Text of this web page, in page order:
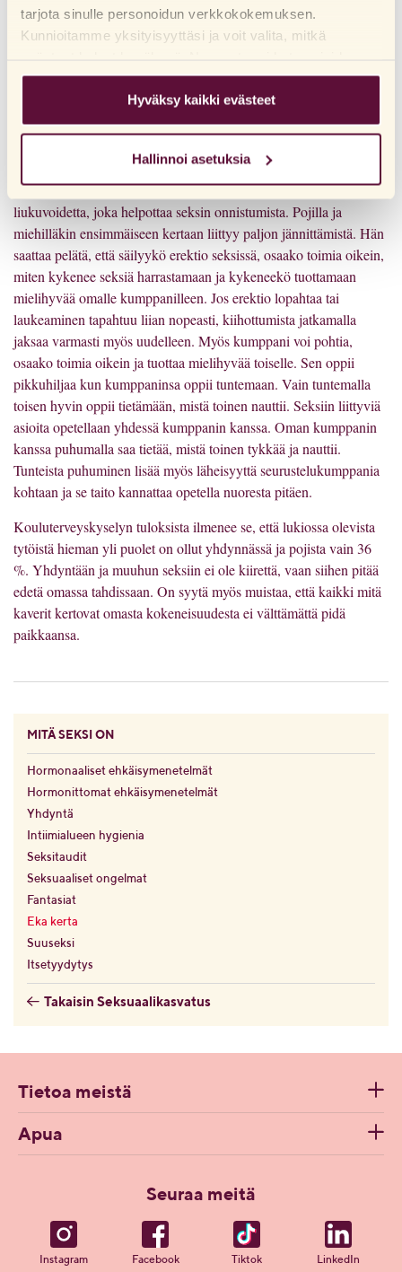
tarjota sinulle personoidun verkkokokemuksen.
Kunnioitamme yksityisyyttäsi ja voit valita, mitkä
otsikoita saadaksesi lisätietoja ja muuttaaksesi
oletusasetuksiamme. Huomaathan, että evästeiden
estäminen voi vaikuttaa sivuston käyttökokemukseen ja
verkkosivuillamme aiemmin ja hyväksynyt evästeiden
käytön, voit aina poistaa ne siirtymällä selaimesi
tietosuoja-asetuksiin.
Hyväksy kaikki evästeet
Hallinnoi asetuksia
Emättimen suulla on immenrengas (puhuttiin aikaisemmin
immenkalvosta), jonka venyminen saattaa aiheutua pientä kipua tai
tamponin käytön seurauksena ja tai se voi olla niin joustava, ettei
kipua yhdynnässä tunnu ja/tai verta tule. Mitä kiihottuneempi on
seksin alkaessa, sitä todennäköisempää on, että yhdyntä ei satu.
esim. sormia tai seksivälineitä laitetaan emättimeen.
Ensimmäisessä kerrassa voidaan myös käyttää apuna
liukuvoidetta, joka helpottaa seksin onnistumista. Pojilla ja
miehilläkin ensimmäiseen kertaan liittyy paljon jännittämistä. Hän
saattaa pelätä, että säilyykö erektio seksissä, osaako toimia oikein,
miten kykenee seksiä harrastamaan ja kykeneekö tuottamaan
mielihyvää omalle kumppanilleen. Jos erektio lopahtaa tai
laukeaminen tapahtuu liian nopeasti, kiihottumista jatkamalla
jaksaa varmasti myös uudelleen. Myös kumppani voi pohtia,
osaako toimia oikein ja tuottaa mielihyvää toiselle. Sen oppii
pikkuhiljaa kun kumppaninsa oppii tuntemaan. Vain tuntemalla
toisen hyvin oppii tietämään, mistä toinen nauttii. Seksiin liittyviä
asioita opetellaan yhdessä kumppanin kanssa. Oman kumppanin
kanssa puhumalla saa tietää, mistä toinen tykkää ja nauttii.
Tunteista puhuminen lisää myös läheisyyttä seurustelukumppania
kohtaan ja se taito kannattaa opetella nuoresta pitäen.
Kouluterveyskyselyn tuloksista ilmenee se, että lukiossa olevista
tytöistä hieman yli puolet on ollut yhdynnässä ja pojista vain 36
%. Yhdyntään ja muuhun seksiin ei ole kiirettä, vaan siihen pitää
edetä omassa tahdissaan. On syytä myös muistaa, että kaikki mitä
kaverit kertovat omasta kokeneisuudesta ei välttämättä pidä
paikkaansa.
MITÄ SEKSI ON
Hormonaaliset ehkäisymenetelmät
Hormonittomat ehkäisymenetelmät
Yhdyntä
Intiimialueen hygienia
Seksitaudit
Seksuaaliset ongelmat
Fantasiat
Eka kerta
Suuseksi
Itsetyydytys
Takaisin Seksuaalikasvatus
Tietoa meistä
Apua
Seuraa meitä
Instagram Facebook Tiktok LinkedIn